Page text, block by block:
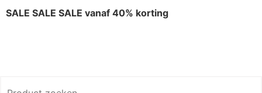
SALE SALE SALE vanaf 40% korting